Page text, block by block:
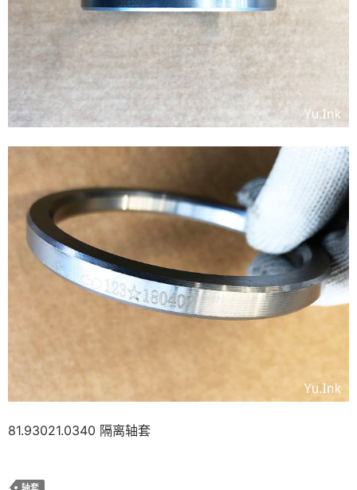
81.93021.0340 隔离轴套
轴套